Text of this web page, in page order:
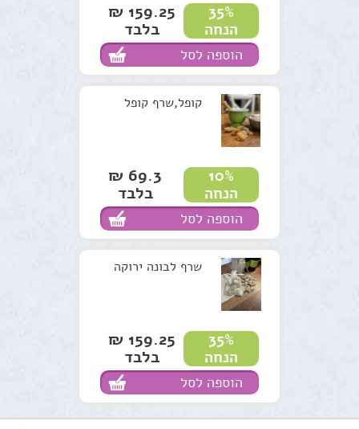
35%
הנחה
159.25 ₪
בלבד
הוספה לסל
קופל,שרף קופל
10%
הנחה
69.3 ₪
בלבד
הוספה לסל
שרף לבונה ירוקה
35%
הנחה
159.25 ₪
בלבד
הוספה לסל